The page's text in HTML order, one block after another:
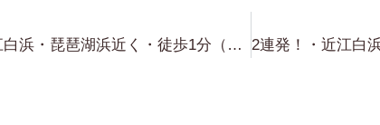
新着！・近江白浜・琵琶湖浜近く・徒歩1分（物件の前の道から浜が見えます！）・THE 小ぶり！・約60坪・540万円 Now For Sale !!!!